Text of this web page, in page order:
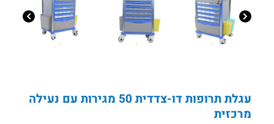
עגלת תרופות דו-צדדית 50 מגירות עם נעילה
מרכזית